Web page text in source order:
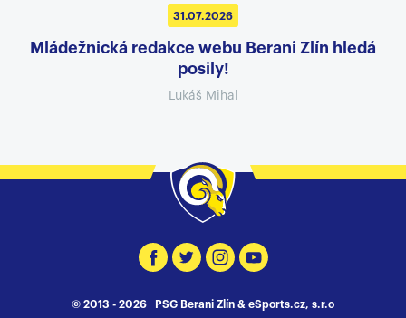
31.07.2026
Mládežnická redakce webu Berani Zlín hledá
posily!
Lukáš Mihal
© 2013 - 2026 PSG Berani Zlín & eSports.cz, s.r.o